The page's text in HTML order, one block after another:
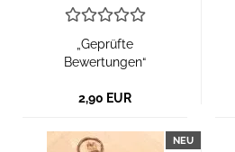
„Geprüfte
Bewertungen“
2,90 EUR
NEU